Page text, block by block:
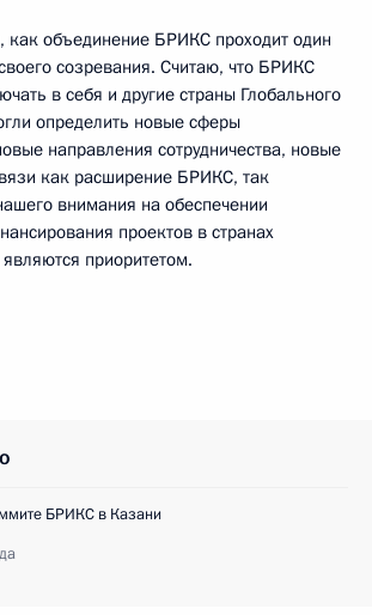
объединение БРИКС проходит один
созревания. Считаю, что БРИКС
в себя и другие страны Глобального
определить новые сферы
направления сотрудничества, новые
как расширение БРИКС, так
внимания на обеспечении
проектов в странах
приоритетом.
БРИКС в Казани